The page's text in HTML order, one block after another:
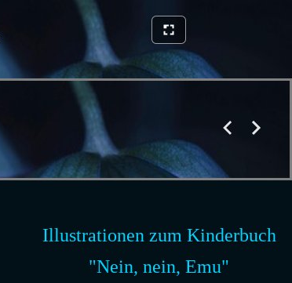
Illustrationen zum Kinderbuch
"Nein, nein, Emu"